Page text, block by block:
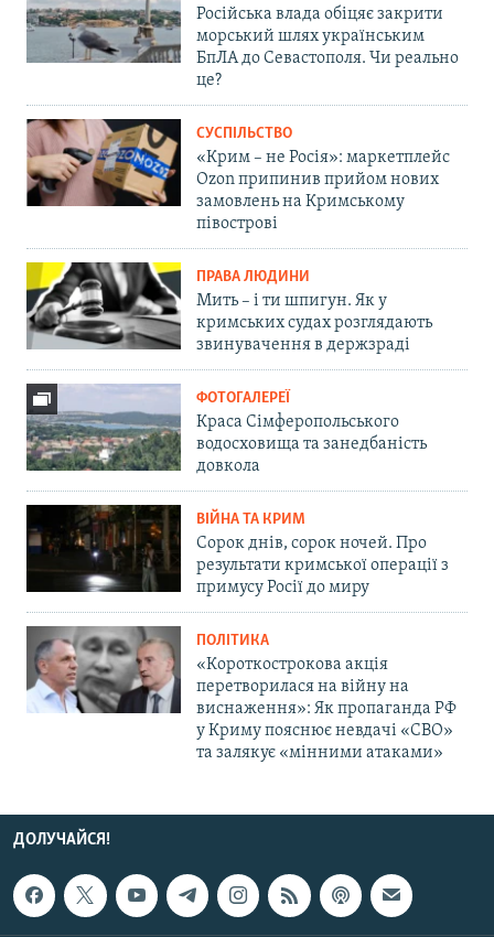
Російська влада обіцяє закрити
морський шлях українським
БпЛА до Севастополя. Чи реально
це?
СУСПІЛЬСТВО
«Крим – не Росія»: маркетплейс
Ozon припинив прийом нових
замовлень на Кримському
півострові
ПРАВА ЛЮДИНИ
Мить – і ти шпигун. Як у
кримських судах розглядають
звинувачення в держзраді
ФОТОГАЛЕРЕЇ
Краса Сімферопольського
водосховища та занедбаність
довкола
ВІЙНА ТА КРИМ
Сорок днів, сорок ночей. Про
результати кримської операції з
примусу Росії до миру
ПОЛІТИКА
«Короткострокова акція
перетворилася на війну на
виснаження»: Як пропаганда РФ
у Криму пояснює невдачі «СВО»
та залякує «мінними атаками»
ДОЛУЧАЙСЯ!